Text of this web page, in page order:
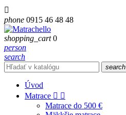

phone 0915 46 48 48
shopping_cart 0
person
search
search
Úvod
Matrace  
Matrace do 500 €